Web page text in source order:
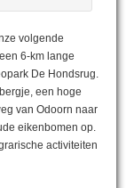
volgende
6-km lange
De Hondsrug.
een hoge
van Odoorn naar
eikenbomen op.
activiteiten